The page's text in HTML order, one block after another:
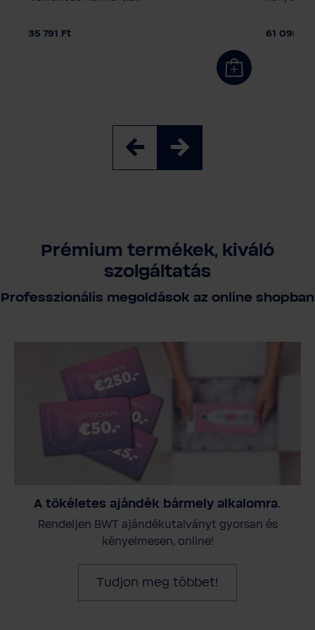
35 791 Ft 61 098 Ft
Prémium termékek, kiváló
szolgáltatás
Professzionális megoldások az online shopban
A tökéletes ajándék bármely alkalomra.
Rendeljen BWT ajándékutalványt gyorsan és
kényelmesen, online!
Tudjon meg többet!